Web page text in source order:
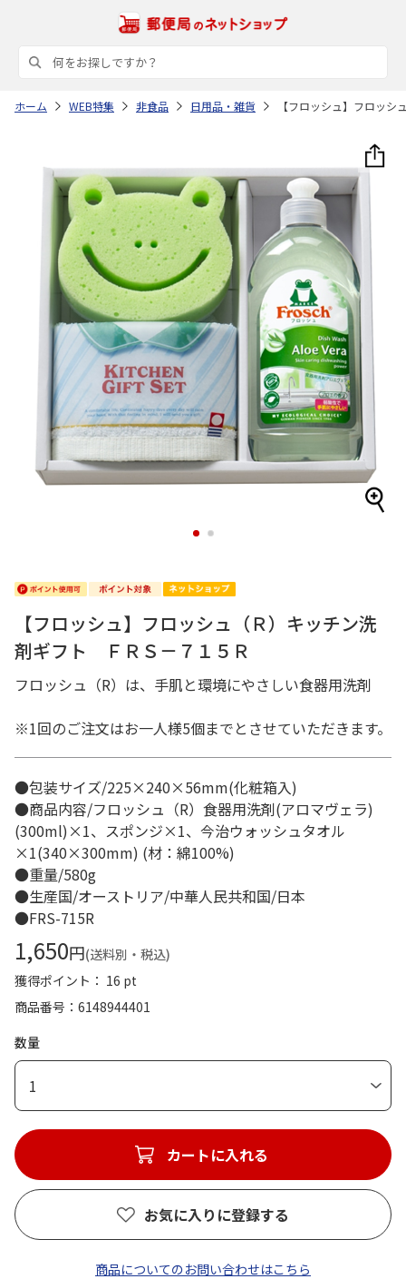
ホーム WEB特集 非食品 日用品・雑貨 【フロッシュ】フロッ
1 2
【フロッシュ】フロッシュ（Ｒ）キッチン洗
剤ギフト ＦＲＳ－７１５Ｒ
フロッシュ（R）は、手肌と環境にやさしい食器用洗剤
※1回のご注文はお一人様5個までとさせていただきます。
●包装サイズ/225×240×56mm(化粧箱入)
●商品内容/フロッシュ（R）食器用洗剤(アロマヴェラ)
(300ml)×1、スポンジ×1、今治ウォッシュタオル
×1(340×300mm) (材：綿100%)
●重量/580g
●生産国/オーストリア/中華人民共和国/日本
●FRS-715R
1,650円(送料別・税込)
獲得ポイント： 16 pt
商品番号
6148944401
数量
1
カートに入れる
お気に入りに登録する
商品についてのお問い合わせはこちら